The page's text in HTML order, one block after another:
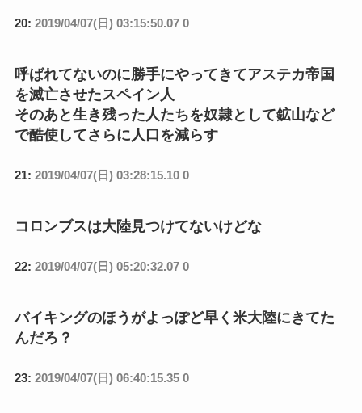
20: 2019/04/07(日) 03:15:50.07 0
呼ばれてないのに勝手にやってきてアステカ帝国
を滅亡させたスペイン人
そのあと生き残った人たちを奴隷として鉱山など
で酷使してさらに人口を減らす
21: 2019/04/07(日) 03:28:15.10 0
コロンブスは大陸見つけてないけどな
22: 2019/04/07(日) 05:20:32.07 0
バイキングのほうがよっぽど早く米大陸にきてた
んだろ？
23: 2019/04/07(日) 06:40:15.35 0